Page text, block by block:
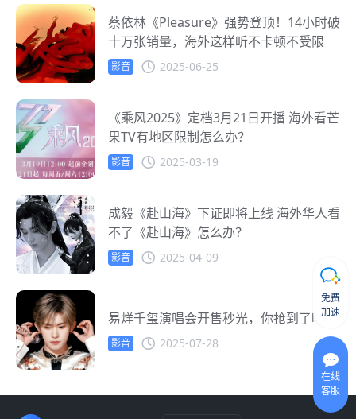
蔡依林《Pleasure》强势登顶！14小时破
十万张销量，海外这样听不卡顿不受限
影音 2025-06-25
《乘风2025》定档3月21日开播 海外看芒
果TV有地区限制怎么办？
影音 2025-03-19
成毅《赴山海》下证即将上线 海外华人看
不了《赴山海》怎么办？
影音 2025-04-09
易烊千玺演唱会开售秒光，你抢到了吗？
影音 2025-07-28
免费
加速
在线
客服